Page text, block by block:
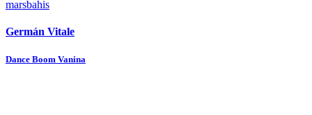
marsbahis
Germán Vitale
Navegación
Dance Boom Vanina